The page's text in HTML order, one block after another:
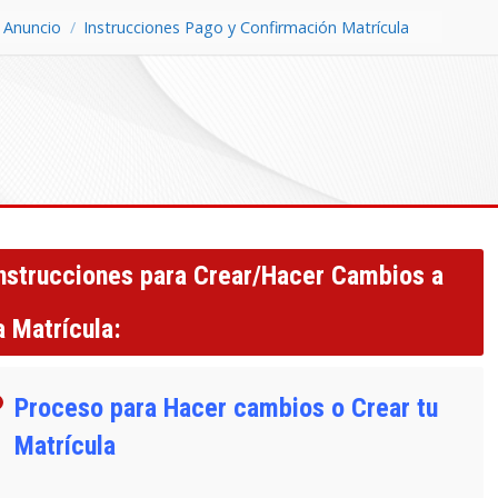
Anuncio Instrucciones Pago y Confirmación Matrícula
para Crear/Hacer Cambios a
Matrícula:
Proceso para Hacer cambios o Crear tu
Matrícula